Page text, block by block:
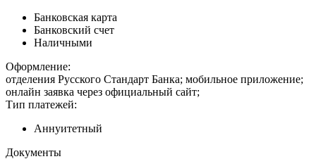
Банковская карта
Банковский счет
Наличными
Оформление:
отделения Русского Стандарт Банка; мобильное приложение;
онлайн заявка через официальный сайт;
Тип платежей:
Аннуитетный
Документы